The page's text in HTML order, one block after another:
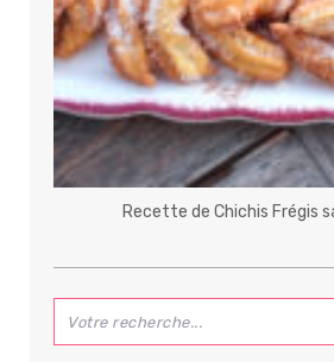
Recette de Chichis Frégis